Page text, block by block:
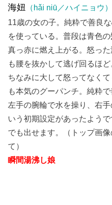
海妞
（hǎi niū／ハイニョウ）
11歳の女の子。純粋で善良
を使っている。普段は青色
真っ赤に燃え上がる。怒っ
も腰を抜かして逃げ回るほど
ちなみに大して怒ってなく
も本気のグーパンチ。純粋で
左手の腕輪で水を操り、右
いう初期設定があったよう
でも出せます。（トップ画
て）
瞬間湯沸し娘